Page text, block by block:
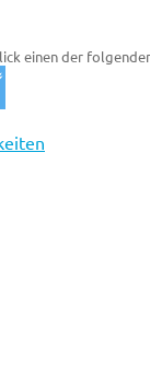
einen der